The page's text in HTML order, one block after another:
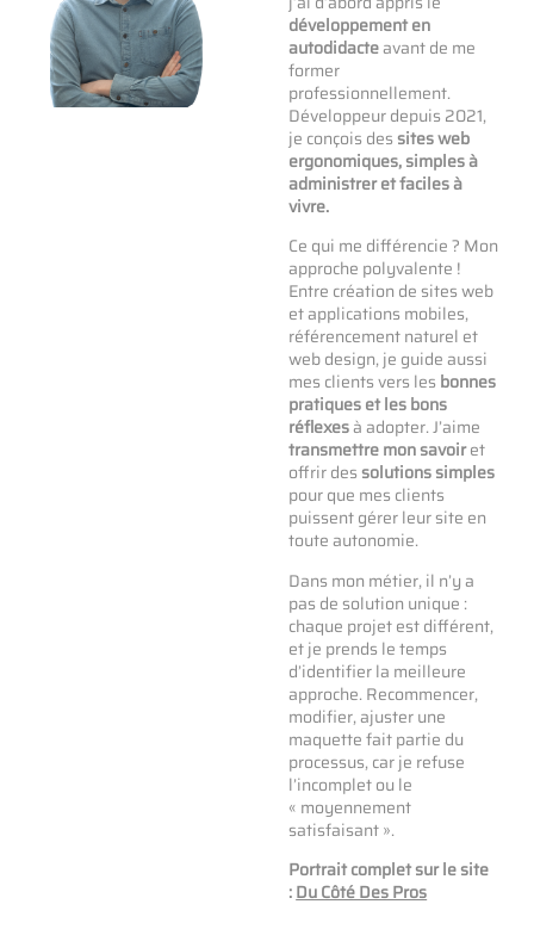
développement en
autodidacteavant de me
former
professionnellement.
Développeur depuis 2021,
je conçois dessites web
ergonomiques, simples à
administrer et faciles à
vivre.
Ce qui me différencie ? Mon
approche polyvalente !
Entre création de sites web
et applications mobiles,
référencement naturel et
web design, je guide aussi
mes clients vers les bonnes
pratiques et les bons
réflexesà adopter. J’aime
transmettre mon savoiret
offrir dessolutions simples
pour que mes clients
puissent gérer leur site en
toute autonomie.
Dans mon métier, il n’y a
pas de solution unique :
chaque projet est différent,
et je prends le temps
d’identifier la meilleure
approche. Recommencer,
modifier, ajuster une
maquette fait partie du
processus, car je refuse
l’incomplet ou le
« moyennement
satisfaisant ».
Portrait complet sur le site
:Du Côté Des Pros